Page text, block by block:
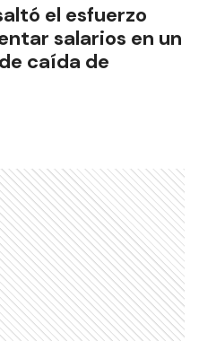
el esfuerzo
salarios en un
caída de